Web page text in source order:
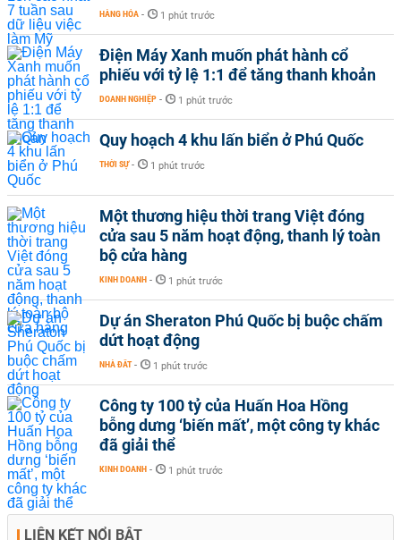
HÀNG HÓA - 1 phút trước
Điện Máy Xanh muốn phát hành cổ
phiếu với tỷ lệ 1:1 để tăng thanh khoản
DOANH NGHIỆP - 1 phút trước
Quy hoạch 4 khu lấn biển ở Phú Quốc
THỜI SỰ - 1 phút trước
Một thương hiệu thời trang Việt đóng
cửa sau 5 năm hoạt động, thanh lý toàn
bộ cửa hàng
KINH DOANH - 1 phút trước
Dự án Sheraton Phú Quốc bị buộc chấm
dứt hoạt động
NHÀ ĐẤT - 1 phút trước
Công ty 100 tỷ của Huấn Hoa Hồng
bỗng dưng ‘biến mất’, một công ty khác
đã giải thể
KINH DOANH - 1 phút trước
LIÊN KẾT NỔI BẬT